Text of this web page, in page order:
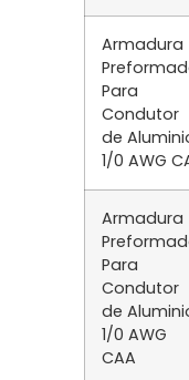
Armadura
Para
Condutor
de
1/0 AWG
Armadura
Para
Condutor
de
1/0 AWG
CAA